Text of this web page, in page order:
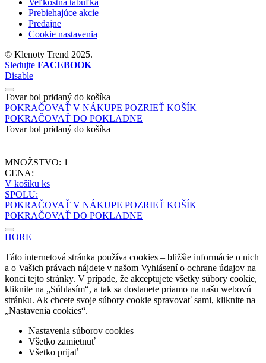
Prebiehajúce akcie
Predajne
Cookie nastavenia
© Klenoty Trend 2025.
Sledujte FACEBOOK
Disable
Tovar bol pridaný do košíka
POKRAČOVAŤ V NÁKUPE POZRIEŤ KOŠÍK
POKRAČOVAŤ DO POKLADNE
Tovar bol pridaný do košíka
MNOŽSTVO: 1
CENA:
V košíku ks
SPOLU:
POKRAČOVAŤ V NÁKUPE POZRIEŤ KOŠÍK
POKRAČOVAŤ DO POKLADNE
HORE
Táto internetová stránka používa cookies – bližšie informácie o nich
a o Vašich právach nájdete v našom Vyhlásení o ochrane údajov na
konci tejto stránky. V prípade, že akceptujete všetky súbory cookie,
kliknite na „Súhlasím“, a tak sa dostanete priamo na našu webovú
stránku. Ak chcete svoje súbory cookie spravovať sami, kliknite na
„Nastavenia cookies“.
Nastavenia súborov cookies
Všetko zamietnuť
Všetko prijať